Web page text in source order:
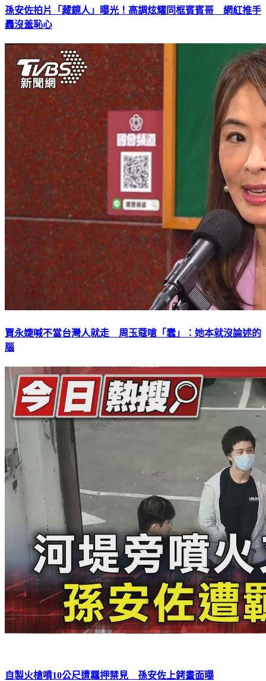
孫安佐拍片「藏鏡人」曝光！高調炫耀同框賓賓哥 網紅推手
轟沒羞恥心
賈永婕喊不當台灣人就走 周玉蔻嗆「蠢」：她本就沒論述的
腦
自製火槍噴10公尺遭羈押禁見 孫安佐上銬畫面曝